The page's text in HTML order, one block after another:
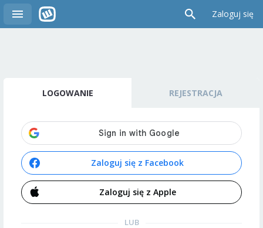
Zaloguj się
LOGOWANIE REJESTRACJA
Zaloguj się z Facebook
Zaloguj się z Apple
LUB